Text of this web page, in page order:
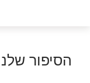
הסיפור